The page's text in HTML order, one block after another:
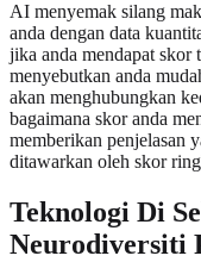
AI menyemak silang
anda dengan data
jika anda mendapat skor
menyebutkan anda
akan menghubungkan
bagaimana skor anda
memberikan penjelasan
ditawarkan oleh skor
Teknologi Di
Neurodiversiti